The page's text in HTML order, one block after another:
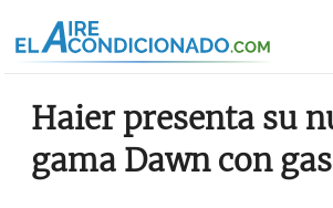
Haier presenta su
gama Dawn con